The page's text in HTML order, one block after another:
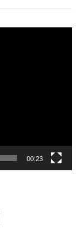
00:23